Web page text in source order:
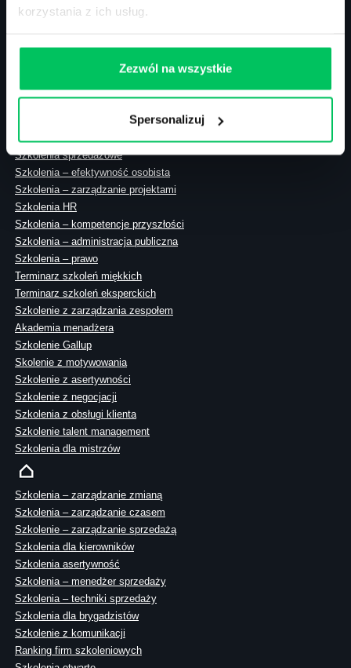
korzystania z ich usług.
Zezwól na wszystkie
Spersonalizuj
00-394 Warszawa
Szkolenia menedżerskie
Szkolenia sprzedażowe
Szkolenia – efektywność osobista
Szkolenia – zarządzanie projektami
Szkolenia HR
Szkolenia – kompetencje przyszłości
Szkolenia – administracja publiczna
Szkolenia – prawo
Terminarz szkoleń miękkich
Terminarz szkoleń eksperckich
Szkolenie z zarządzania zespołem
Akademia menadżera
Szkolenie Gallup
Skolenie z motywowania
Szkolenie z asertywności
Szkolenie z negocjacji
Szkolenia z obsługi klienta
Szkolenie talent management
Szkolenia dla mistrzów
Szkolenia – zarządzanie zmianą
Szkolenia – zarządzanie czasem
Szkolenie – zarządzanie sprzedażą
Szkolenia dla kierowników
Szkolenia asertywność
Szkolenia – menedżer sprzedaży
Szkolenia – techniki sprzedaży
Szkolenia dla brygadzistów
Szkolenie z komunikacji
Ranking firm szkoleniowych